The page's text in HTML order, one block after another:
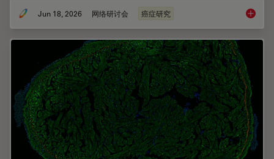
Jun 18, 2026 网络研讨会 癌症研究 Spatial